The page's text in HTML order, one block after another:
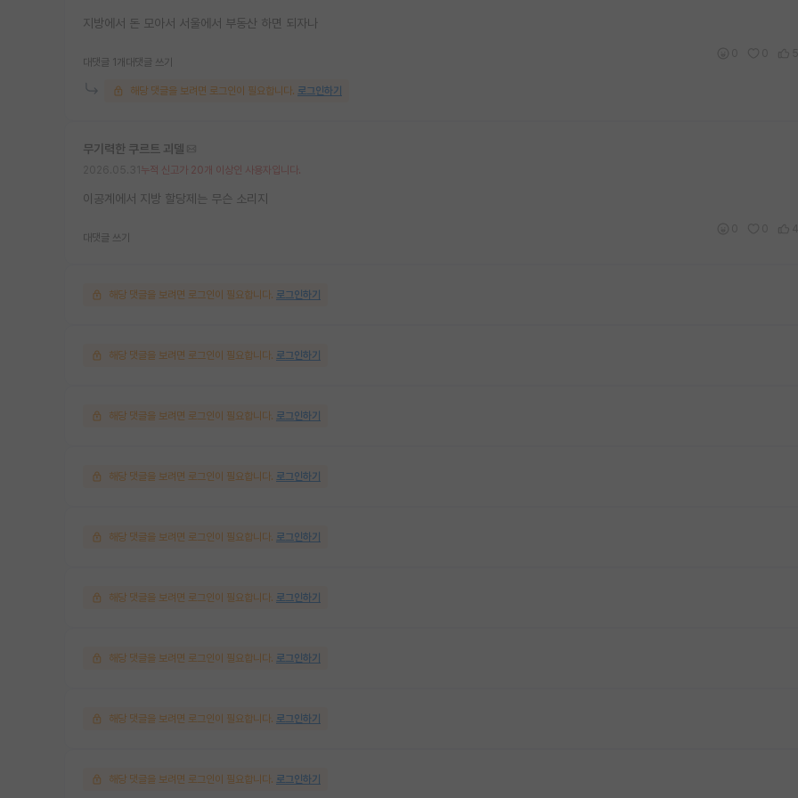
지방에서 돈 모아서 서울에서 부동산 하면 되자나
대댓글 1개 대댓글 쓰기
해당 댓글을 보려면 로그인이 필요합니다. 로그인하기
무기력한 쿠르트 괴델
누적 신고가 20개 이상인 사용자입니다.
이공계에서 지방 할당제는 무슨 소리지
대댓글 쓰기
해당 댓글을 보려면 로그인이 필요합니다. 로그인하기
해당 댓글을 보려면 로그인이 필요합니다. 로그인하기
해당 댓글을 보려면 로그인이 필요합니다. 로그인하기
해당 댓글을 보려면 로그인이 필요합니다. 로그인하기
해당 댓글을 보려면 로그인이 필요합니다. 로그인하기
해당 댓글을 보려면 로그인이 필요합니다. 로그인하기
해당 댓글을 보려면 로그인이 필요합니다. 로그인하기
해당 댓글을 보려면 로그인이 필요합니다. 로그인하기
해당 댓글을 보려면 로그인이 필요합니다. 로그인하기